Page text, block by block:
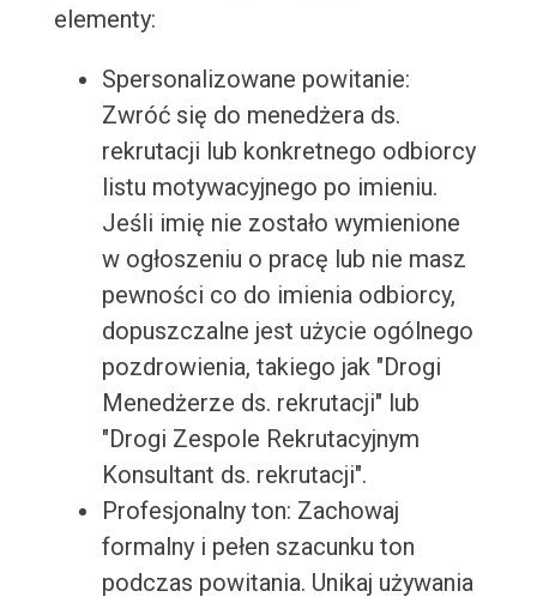
elementy:
Spersonalizowane powitanie:
Zwróć się do menedżera ds.
rekrutacji lub konkretnego odbiorcy
listu motywacyjnego po imieniu.
Jeśli imię nie zostało wymienione
w ogłoszeniu o pracę lub nie masz
pewności co do imienia odbiorcy,
dopuszczalne jest użycie ogólnego
pozdrowienia, takiego jak "Drogi
Menedżerze ds. rekrutacji" lub
"Drogi Zespole Rekrutacyjnym
Konsultant ds. rekrutacji".
Profesjonalny ton: Zachowaj
formalny i pełen szacunku ton
podczas powitania. Unikaj używania